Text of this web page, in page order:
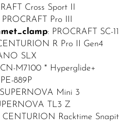
Cross Sport II
PROCRAFT Pro III
: PROCRAFT SC-
R Pro II Gen4
SLX
M7100 * Hyperglide+
889P
Mini 3
TL3 Z
CENTURION Racktime